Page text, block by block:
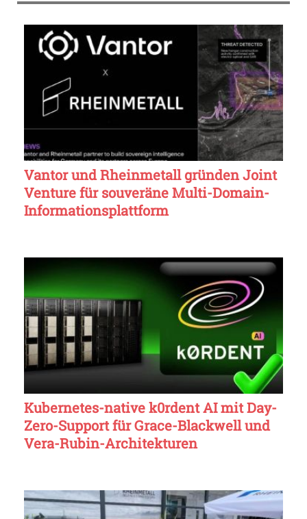
Vantor und Rheinmetall gründen Joint
Venture für souveräne Multi-Domain-
Informationsplattform
Kubernetes-native k0rdent AI mit Day-
Zero-Support für Grace-Blackwell und
Vera-Rubin-Architekturen